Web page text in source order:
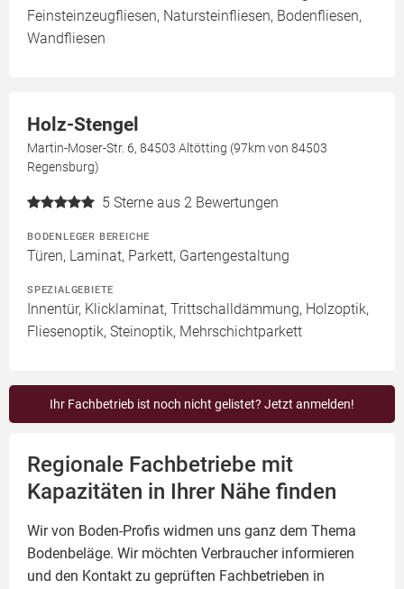
Feinsteinzeugfliesen, Natursteinfliesen, Bodenfliesen,
Wandfliesen
Holz-Stengel
Martin-Moser-Str. 6, 84503 Altötting (97km von 84503
Regensburg)
5 Sterne aus 2 Bewertungen
BODENLEGER BEREICHE
Türen, Laminat, Parkett, Gartengestaltung
SPEZIALGEBIETE
Innentür, Klicklaminat, Trittschalldämmung, Holzoptik,
Fliesenoptik, Steinoptik, Mehrschichtparkett
Ihr Fachbetrieb ist noch nicht gelistet? Jetzt anmelden!
Regionale Fachbetriebe mit
Kapazitäten in Ihrer Nähe finden
Wir von Boden-Profis widmen uns ganz dem Thema
Bodenbeläge. Wir möchten Verbraucher informieren
und den Kontakt zu geprüften Fachbetrieben in